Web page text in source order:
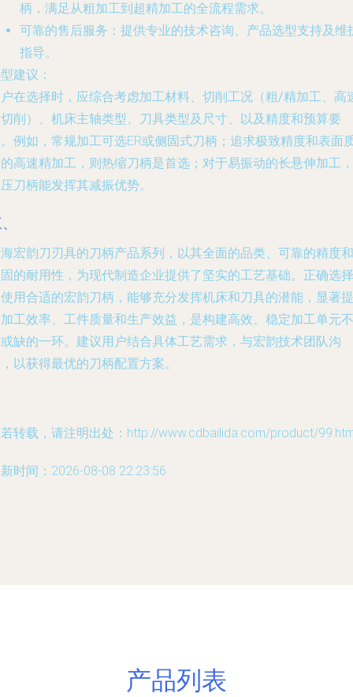
柄，满足从粗加工到超精加工的全流程需求。
可靠的售后服务 ：提供专业的技术咨询、产品选型支持及维
指导。
建议 ：
在选择时，应综合考虑加工材料、切削工况（粗/精加工、高
削）、机床主轴类型、刀具类型及尺寸、以及精度和预算要
。例如，常规加工可选ER或侧固式刀柄；追求极致精度和表面
高速精加工，则热缩刀柄是首选；对于易振动的长悬伸加工，
刀柄能发挥其减振优势。
宏韵刀刃具的刀柄产品系列，以其全面的品类、可靠的精度和
的耐用性，为现代制造企业提供了坚实的工艺基础。正确选择
用合适的宏韵刀柄，能够充分发挥机床和刀具的潜能，显著提
工效率、工件质量和生产效益，是构建高效、稳定加工单元不
缺的一环。建议用户结合具体工艺需求，与宏韵技术团队沟
以获得最优的刀柄配置方案。
转载，请注明出处：http://www.cdbailida.com/product/
时间：2026-08-08 22:23:56
产品列表